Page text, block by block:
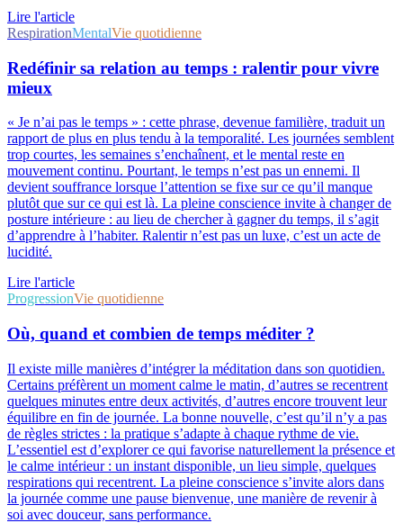
Lire l'article
RespirationMentalVie quotidienne
Redéfinir sa relation au temps : ralentir pour vivre
mieux
« Je n’ai pas le temps » : cette phrase, devenue familière, traduit un
rapport de plus en plus tendu à la temporalité. Les journées semblent
trop courtes, les semaines s’enchaînent, et le mental reste en
mouvement continu. Pourtant, le temps n’est pas un ennemi. Il
devient souffrance lorsque l’attention se fixe sur ce qu’il manque
plutôt que sur ce qui est là. La pleine conscience invite à changer de
posture intérieure : au lieu de chercher à gagner du temps, il s’agit
d’apprendre à l’habiter. Ralentir n’est pas un luxe, c’est un acte de
lucidité.
Lire l'article
ProgressionVie quotidienne
Où, quand et combien de temps méditer ?
Il existe mille manières d’intégrer la méditation dans son quotidien.
Certains préfèrent un moment calme le matin, d’autres se recentrent
quelques minutes entre deux activités, d’autres encore trouvent leur
équilibre en fin de journée. La bonne nouvelle, c’est qu’il n’y a pas
de règles strictes : la pratique s’adapte à chaque rythme de vie.
L’essentiel est d’explorer ce qui favorise naturellement la présence et
le calme intérieur : un instant disponible, un lieu simple, quelques
respirations qui recentrent. La pleine conscience s’invite alors dans
la journée comme une pause bienvenue, une manière de revenir à
soi avec douceur, sans performance.